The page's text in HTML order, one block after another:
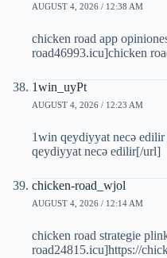
AUGUST 4, 2026 / 12:38 AM
chicken road app
road46993.icu]chicken
1win_uyPt
AUGUST 4, 2026 / 12:23 AM
1win qeydiyyat necə
qeydiyyat necə edilir[/url]
chicken-road_wjol
AUGUST 4, 2026 / 12:14 AM
chicken road strategie
road24815.icu]https://